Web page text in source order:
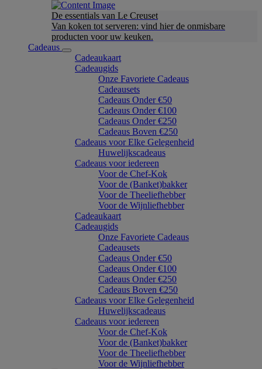
De essentials van Le Creuset
Van koken tot serveren: vind hier de onmisbare
producten voor uw keuken.
Cadeaus
Cadeaukaart
Cadeaugids
Onze Favoriete Cadeaus
Cadeausets
Cadeaus Onder €50
Cadeaus Onder €100
Cadeaus Onder €250
Cadeaus Boven €250
Cadeaus voor Elke Gelegenheid
Huwelijkscadeaus
Cadeaus voor iedereen
Voor de Chef-Kok
Voor de (Banket)bakker
Voor de Theeliefhebber
Voor de Wijnliefhebber
Cadeaukaart
Cadeaugids
Onze Favoriete Cadeaus
Cadeausets
Cadeaus Onder €50
Cadeaus Onder €100
Cadeaus Onder €250
Cadeaus Boven €250
Cadeaus voor Elke Gelegenheid
Huwelijkscadeaus
Cadeaus voor iedereen
Voor de Chef-Kok
Voor de (Banket)bakker
Voor de Theeliefhebber
Voor de Wijnliefhebber